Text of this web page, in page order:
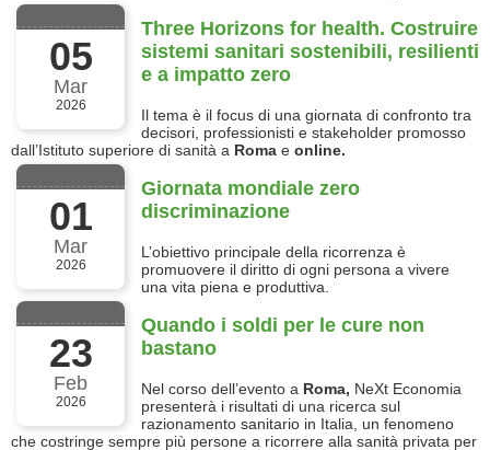
05
Mar
2026
Three Horizons for health. Costruire
sistemi sanitari sostenibili, resilienti
e a impatto zero
Il tema è il focus di una giornata di confronto tra
decisori, professionisti e stakeholder promosso
dall’Istituto superiore di sanità a Roma e online.
01
Mar
2026
Giornata mondiale zero
discriminazione
L’obiettivo principale della ricorrenza è
promuovere il diritto di ogni persona a vivere
una vita piena e produttiva.
23
Feb
2026
Quando i soldi per le cure non
bastano
Nel corso dell’evento a Roma, NeXt Economia
presenterà i risultati di una ricerca sul
razionamento sanitario in Italia, un fenomeno
che costringe sempre più persone a ricorrere alla sanità privata per